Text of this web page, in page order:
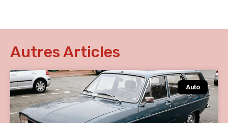
Autres Articles
Auto